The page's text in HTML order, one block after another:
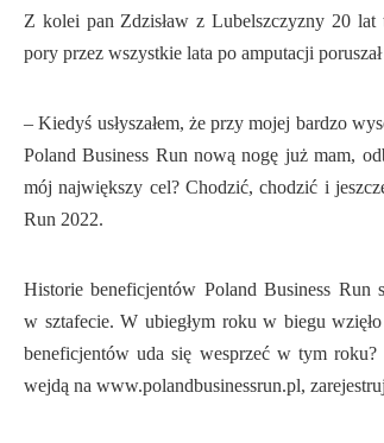
Z kolei pan Zdzisław z Lubelszczyzny 20
pory przez wszystkie lata po amputacji
– Kiedyś usłyszałem, że przy mojej bardzo
Poland Business Run nową nogę już mam,
mój największy cel? Chodzić, chodzić i
Run 2022.
Historie beneficjentów Poland Business
w sztafecie. W ubiegłym roku w biegu
beneficjentów uda się wesprzeć w tym
wejdą na www.polandbusinessrun.pl,